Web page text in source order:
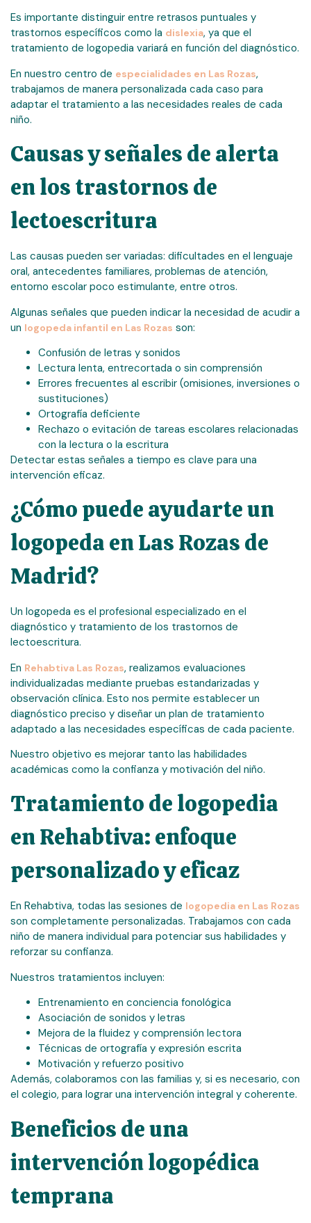
Es importante distinguir entre retrasos puntuales y
trastornos específicos como la dislexia, ya que el
tratamiento de logopedia variará en función del diagnóstico.
En nuestro centro de especialidades en Las Rozas,
trabajamos de manera personalizada cada caso para
adaptar el tratamiento a las necesidades reales de cada
niño.
Causas y señales de alerta
en los trastornos de
lectoescritura
Las causas pueden ser variadas: dificultades en el lenguaje
oral, antecedentes familiares, problemas de atención,
entorno escolar poco estimulante, entre otros.
Algunas señales que pueden indicar la necesidad de acudir a
un logopeda infantil en Las Rozas son:
Confusión de letras y sonidos
Lectura lenta, entrecortada o sin comprensión
Errores frecuentes al escribir (omisiones, inversiones o
sustituciones)
Ortografía deficiente
Rechazo o evitación de tareas escolares relacionadas
con la lectura o la escritura
Detectar estas señales a tiempo es clave para una
intervención eficaz.
¿Cómo puede ayudarte un
logopeda en Las Rozas de
Madrid?
Un logopeda es el profesional especializado en el
diagnóstico y tratamiento de los trastornos de
lectoescritura.
En Rehabtiva Las Rozas, realizamos evaluaciones
individualizadas mediante pruebas estandarizadas y
observación clínica. Esto nos permite establecer un
diagnóstico preciso y diseñar un plan de tratamiento
adaptado a las necesidades específicas de cada paciente.
Nuestro objetivo es mejorar tanto las habilidades
académicas como la confianza y motivación del niño.
Tratamiento de logopedia
en Rehabtiva: enfoque
personalizado y eficaz
En Rehabtiva, todas las sesiones de logopedia en Las Rozas
son completamente personalizadas. Trabajamos con cada
niño de manera individual para potenciar sus habilidades y
reforzar su confianza.
Nuestros tratamientos incluyen:
Entrenamiento en conciencia fonológica
Asociación de sonidos y letras
Mejora de la fluidez y comprensión lectora
Técnicas de ortografía y expresión escrita
Motivación y refuerzo positivo
Además, colaboramos con las familias y, si es necesario, con
el colegio, para lograr una intervención integral y coherente.
Beneficios de una
intervención logopédica
temprana